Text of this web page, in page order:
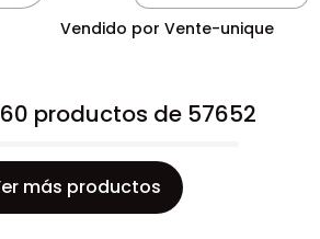
Vendido por Vente-unique
productos de 57652
más productos